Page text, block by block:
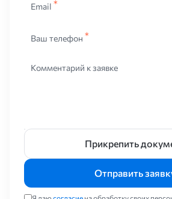
Email
Ваш телефон
Комментарий к заявке
Прикрепить
Отправить